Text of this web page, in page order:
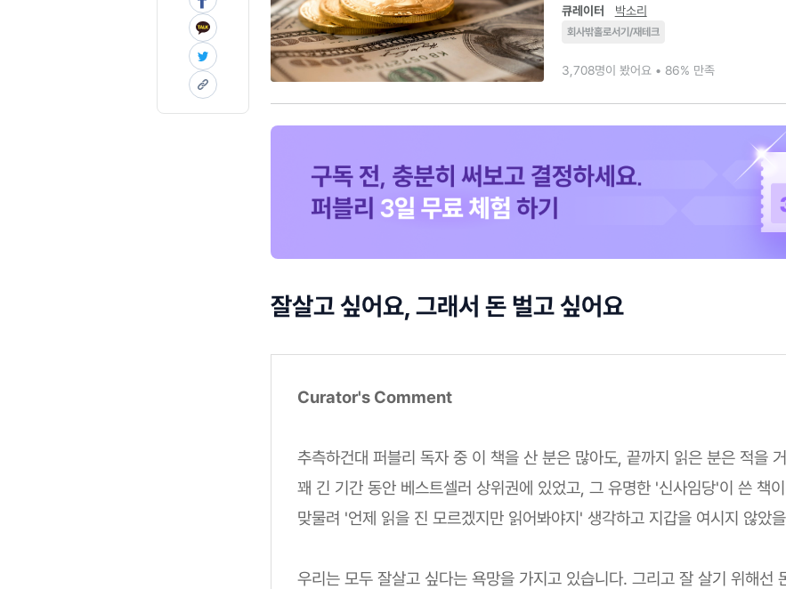
큐레이터
박소리
회사밖홀로서기/재테크
3,708명이 봤어요 • 86% 만족
잘살고 싶어요, 그래서 돈 벌고 싶어요
Curator's Comment
추측하건대 퍼블리 독자 중 이 책을 산 분은 많아도, 끝까지 읽은 분은 적을
꽤 긴 기간 동안 베스트셀러 상위권에 있었고, 그 유명한 '신사임당'이 쓴 책이
맞물려 '언제 읽을 진 모르겠지만 읽어봐야지' 생각하고 지갑을 여시지 않았
우리는 모두 잘살고 싶다는 욕망을 가지고 있습니다. 그리고 잘 살기 위해선